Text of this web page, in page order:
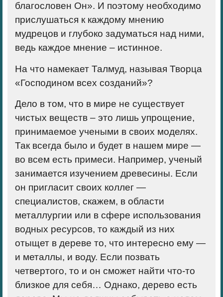
благословен Он». И поэтому необходимо
прислушаться к каждому мнению
мудрецов и глубоко задуматься над ними,
ведь каждое мнение – истинное.
На что намекает Талмуд, называя Творца
«Господином всех созданий»?
Дело в том, что в мире не существует
чистых веществ – это лишь упрощение,
принимаемое учеными в своих моделях.
Так всегда было и будет в нашем мире —
во всем есть примеси. Например, ученый
занимается изучением древесины. Если
он пригласит своих коллег —
специалистов, скажем, в области
металлургии или в сфере использования
водных ресурсов, то каждый из них
отыщет в дереве то, что интересно ему —
и металлы, и воду. Если позвать
четвертого, то и он сможет найти что-то
близкое для себя… Однако, дерево есть